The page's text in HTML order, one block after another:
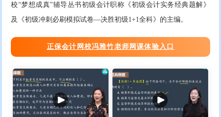
校“梦想成真”辅导丛书初级会计职称《初级会计实务经典题解》
及《初级冲刺必刷模拟试卷—决胜初级1+1全科》的主编。
正保会计网校冯雅竹老师网课体验入口